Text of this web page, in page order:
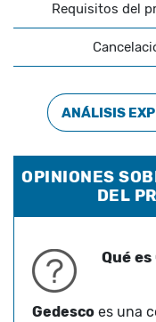
Requisitos del
ANÁLISIS
OPINIONES
DEL
Qué es
Gedesco es una